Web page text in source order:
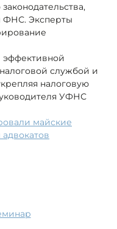
ФНС. Эксперты
эффективной
службой и
налоговую
УФНС
майские